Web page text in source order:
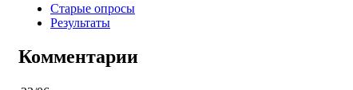
Старые опросы
Результаты
Комментарии